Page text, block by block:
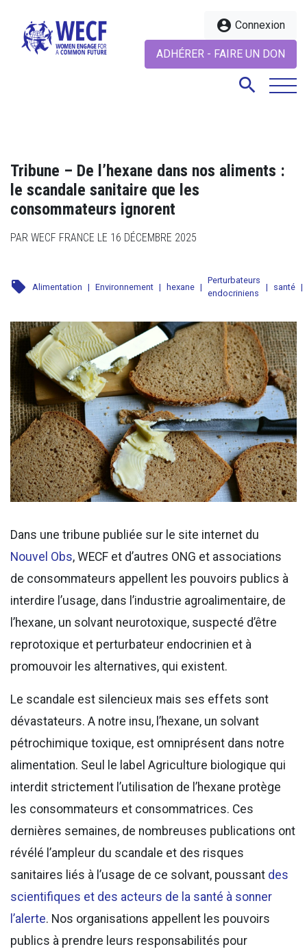
account_circle Connexion
ADHÉRER - FAIRE UN DON
search
search
Tribune – De l’hexane dans nos aliments :
le scandale sanitaire que les
consommateurs ignorent
PAR WECF FRANCE LE 16 DÉCEMBRE 2025
local_offer Alimentation | Environnement | hexane |
Perturbateurs
endocriniens
| santé |
Dans une tribune publiée sur le site internet du
Nouvel Obs, WECF et d’autres ONG et associations
de consommateurs appellent les pouvoirs publics à
interdire l’usage, dans l’industrie agroalimentaire, de
l’hexane, un solvant neurotoxique, suspecté d’être
reprotoxique et perturbateur endocrinien et à
promouvoir les alternatives, qui existent.
Le scandale est silencieux mais ses effets sont
dévastateurs. A notre insu, l’hexane, un solvant
pétrochimique toxique, est omniprésent dans notre
alimentation. Seul le label Agriculture biologique qui
interdit strictement l’utilisation de l’hexane protège
les consommateurs et consommatrices. Ces
dernières semaines, de nombreuses publications ont
révélé l’ampleur du scandale et des risques
sanitaires liés à l’usage de ce solvant, poussant des
scientifiques et des acteurs de la santé à sonner
l’alerte. Nos organisations appellent les pouvoirs
publics à prendre leurs responsabilités pour